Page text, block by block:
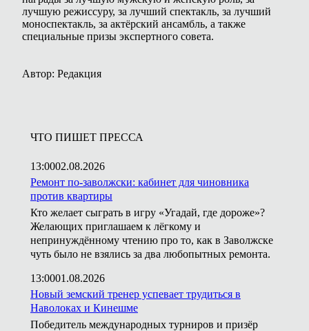
лучшую режиссуру, за лучший спектакль, за лучший
моноспектакль, за актёрский ансамбль, а также
специальные призы экспертного совета.
Автор: Редакция
ЧТО ПИШЕТ ПРЕССА
13:0002.08.2026
Ремонт по-заволжски: кабинет для чиновника
против квартиры
Кто желает сыграть в игру «Угадай, где дороже»?
Желающих приглашаем к лёгкому и
непринуждённому чтению про то, как в Заволжске
чуть было не взялись за два любопытных ремонта.
13:0001.08.2026
Новый земский тренер успевает трудиться в
Наволоках и Кинешме
Победитель международных турниров и призёр